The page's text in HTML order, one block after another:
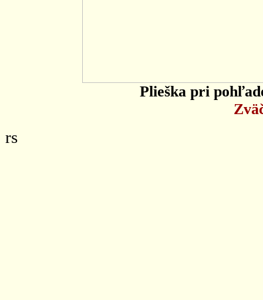
Plieška pri
rs